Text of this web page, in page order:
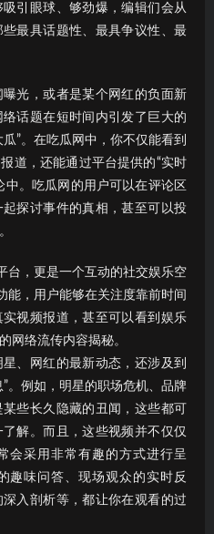
引眼球、够劲爆，编辑们会从
最具话题性、最具争议性、最
光，或者是某个网红的负面新
话题在短时间内引发了巨大的
”。在吃瓜网中，你不仅能看到
道，还能通过平台提供的“实时
中。吃瓜网的用户可以在评论区
探讨事件的真相，甚至可以投
台，更是一个互动的社交娱乐空
能，用户能够在关注度靠前时间
视频报道，甚至可以看到娱乐
网络流传内容揭秘。
、网红的最新动态，还涉及到
。例如，明星的职场危机、品牌
些长久隐藏的丑闻，这些都可
解。而且，这些视频并不仅仅
会采用非常有趣的方式进行呈
趣味问答、现场观众的实时反
入剖析等，都让你在观看的过